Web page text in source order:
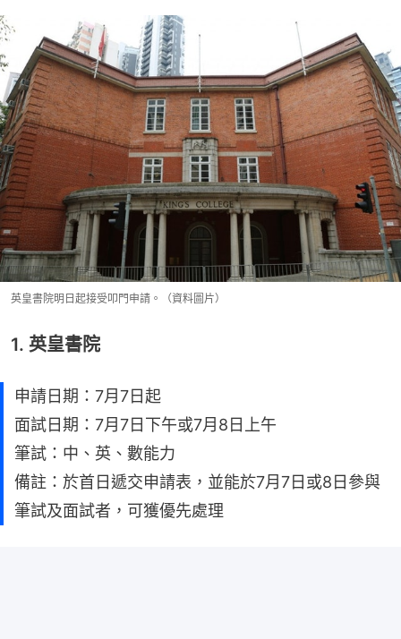
英皇書院明日起接受叩門申請。（資料圖片）
1. 英皇書院
申請日期：7月7日起
面試日期：7月7日下午或7月8日上午
筆試：中、英、數能力
備註：於首日遞交申請表，並能於7月7日或8日參與
筆試及面試者，可獲優先處理